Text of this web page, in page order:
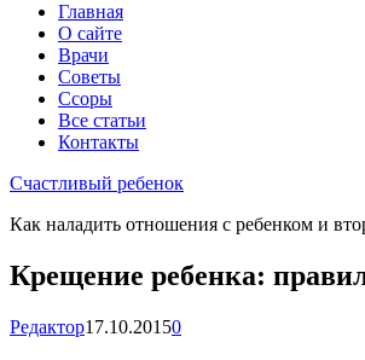
Главная
О сайте
Врачи
Советы
Ссоры
Все статьи
Контакты
Счастливый ребенок
Как наладить отношения с ребенком и
Крещение ребенка:
Редактор17.10.20150